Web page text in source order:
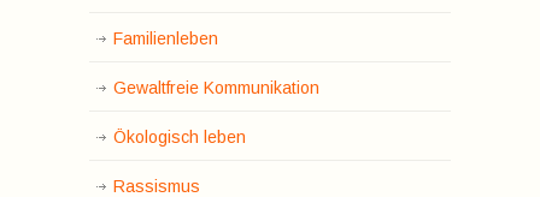
Familienleben
Gewaltfreie Kommunikation
Ökologisch leben
Rassismus